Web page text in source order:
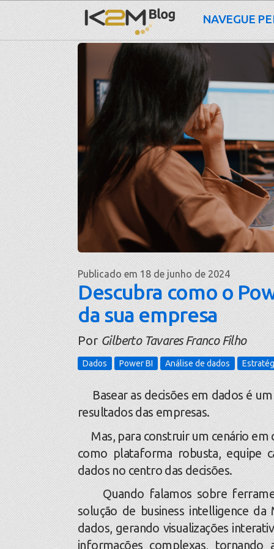
NAVEGUE
Publicado em 18 de junho de 2024
Descubra como o
da sua empresa
Por Gilberto Tavares Franco Filho
Dados Power BI Análise de dados
Basear as decisões em dados é
resultados das empresas.
Mas, para construir um cenário em
como plataforma robusta, equipe
dados no centro das decisões.
Quando falamos sobre
solução de business intelligence
dados, gerando visualizações
informações complexas,